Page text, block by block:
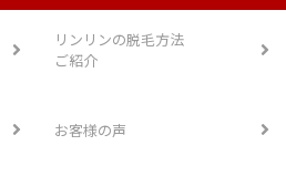
リンリンの脱毛方法
ご紹介
お客様の声